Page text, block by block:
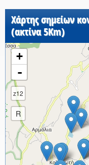
Χάρτης σημείων
(ακτίνα 5Km)
+
-
z12
R